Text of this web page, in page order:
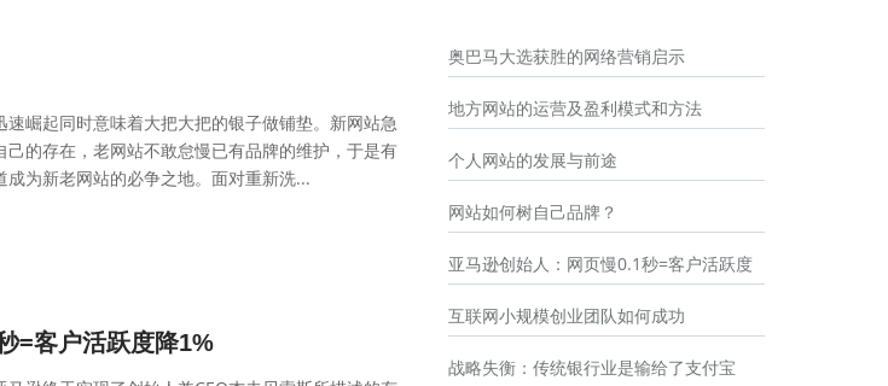
速崛起同时意味着大把大把的银子做铺垫。新网站急
己的存在，老网站不敢怠慢已有品牌的维护，于是有
成为新老网站的必争之地。面对重新洗...
=客户活跃度降1%
奥巴马大选获胜的网络营销启示
地方网站的运营及盈利模式和方法
个人网站的发展与前途
网站如何树自己品牌？
亚马逊创始人：网页慢0.1秒=客户活跃度
互联网小规模创业团队如何成功
战略失衡：传统银行业是输给了支付宝